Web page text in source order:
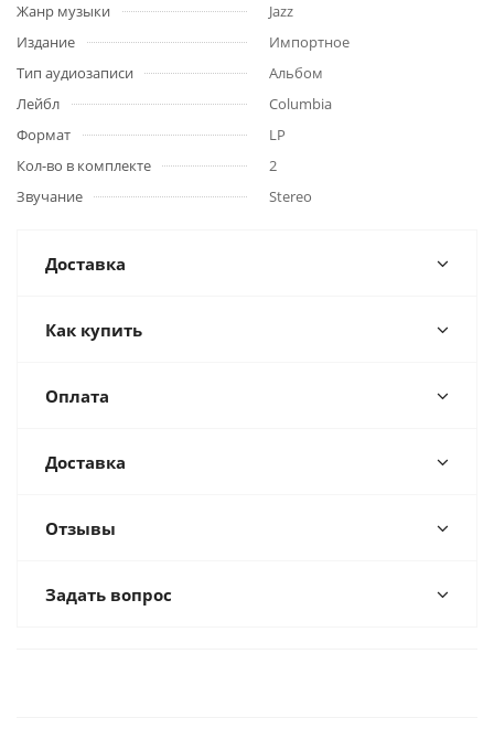
Жанр музыки
Jazz
Издание
Импортное
Тип аудиозаписи
Альбом
Лейбл
Columbia
Формат
LP
Кол-во в комплекте
2
Звучание
Stereo
Доставка
Как купить
Оплата
Доставка
Отзывы
Задать вопрос